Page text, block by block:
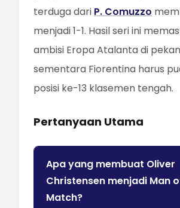
terduga dari P. Comuzzo
menjadi 1-1. Hasil seri ini
ambisi Eropa Atalanta di
sementara Fiorentina harus
posisi ke-13 klasemen tengah.
Pertanyaan Utama
Apa yang membuat Oliver
Christensen menjadi Man
Match?